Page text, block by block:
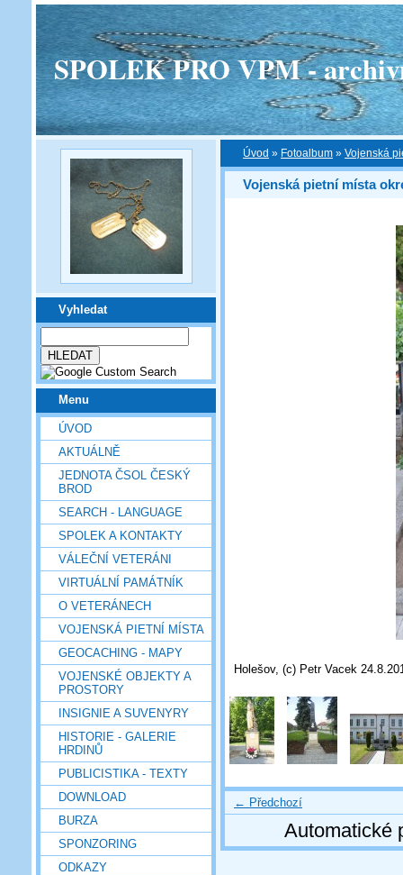
SPOLEK PRO VPM -
Vyhledat
Menu
ÚVOD
AKTUÁLNĚ
JEDNOTA ČSOL ČESKÝ
BROD
SEARCH - LANGUAGE
SPOLEK A KONTAKTY
VÁLEČNÍ VETERÁNI
VIRTUÁLNÍ PAMÁTNÍK
O VETERÁNECH
VOJENSKÁ PIETNÍ MÍSTA
GEOCACHING - MAPY
VOJENSKÉ OBJEKTY A
PROSTORY
INSIGNIE A SUVENYRY
HISTORIE - GALERIE
HRDINŮ
PUBLICISTIKA - TEXTY
DOWNLOAD
BURZA
SPONZORING
ODKAZY
Úvod » Fotoalbum » Vojenská
Vojenská pietní místa
Holešov, (c) Petr Vacek
← Předchozí
Automatické